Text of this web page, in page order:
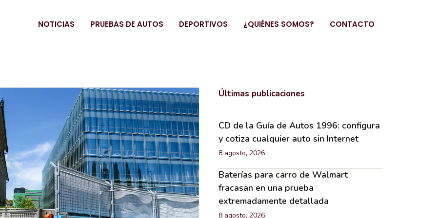
NOTICIAS PRUEBAS DE AUTOS DEPORTIVOS ¿QUIÉNES SOMOS? CONTACTO
Últimas publicaciones
CD de la Guía de Autos 1996: configura
y cotiza cualquier auto sin Internet
8 agosto, 2026
Baterías para carro de Walmart
fracasan en una prueba
extremadamente detallada
8 agosto, 2026